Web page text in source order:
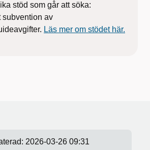
stöd som går att söka:
subvention av
Läs mer om stödet här.
2026-03-26 09:31